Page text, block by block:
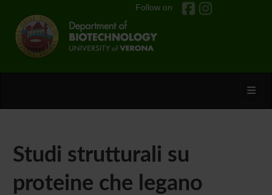
Follow on
Studi strutturali su
proteine che legano